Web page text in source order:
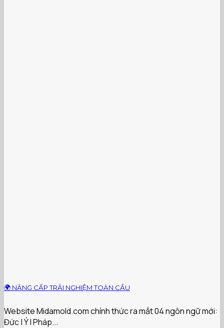
🌍 NÂNG CẤP TRẢI NGHIỆM TOÀN CẦU
Website Midamold.com chính thức ra mắt 04 ngôn ngữ mới:
Đức | Ý | Pháp...